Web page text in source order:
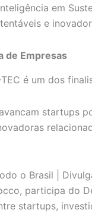
em
e
de Empresas
é um dos
startups
o Brasil |
participa do
startups,